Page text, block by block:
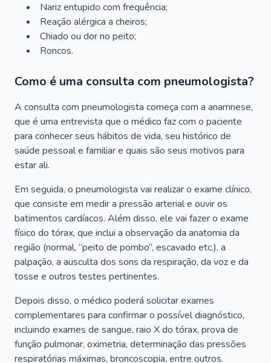
Nariz entupido com frequência;
Reação alérgica a cheiros;
Chiado ou dor no peito;
Roncos.
Como é uma consulta com pneumologista?
A consulta com pneumologista começa com a anamnese,
que é uma entrevista que o médico faz com o paciente
para conhecer seus hábitos de vida, seu histórico de
saúde pessoal e familiar e quais são seus motivos para
estar ali.
Em seguida, o pneumologista vai realizar o exame clínico,
que consiste em medir a pressão arterial e ouvir os
batimentos cardíacos. Além disso, ele vai fazer o exame
físico do tórax, que inclui a observação da anatomia da
região (normal, “peito de pombo”, escavado etc.), a
palpação, a ausculta dos sons da respiração, da voz e da
tosse e outros testes pertinentes.
Depois disso, o médico poderá solicitar exames
complementares para confirmar o possível diagnóstico,
incluindo exames de sangue, raio X do tórax, prova de
função pulmonar, oximetria, determinação das pressões
respiratórias máximas, broncoscopia, entre outros.